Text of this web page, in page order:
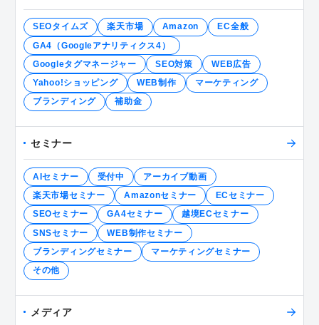
SEOタイムズ 楽天市場 Amazon
EC全般
GA4（Googleアナリティクス4）
Googleタグマネージャー
SEO対策
WEB広告
Yahoo!ショッピング
WEB制作
マーケティング
ブランディング
補助金
セミナー
AIセミナー 受付中
アーカイブ動画
楽天市場セミナー
Amazonセミナー
ECセミナー
SEOセミナー
GA4セミナー
越境ECセミナー
SNSセミナー
WEB制作セミナー
ブランディングセミナー
マーケティングセミナー
その他
メディア